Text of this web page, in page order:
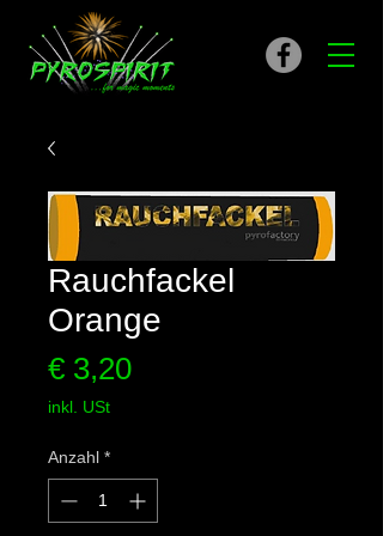
Rauchfackel
Orange
€ 3,20Preis
inkl. USt
Anzahl *